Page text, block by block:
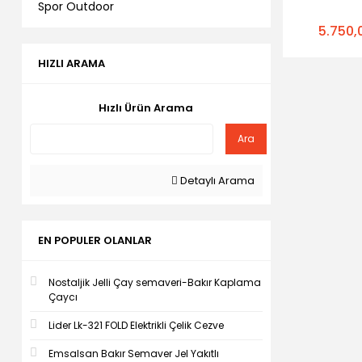
Spor Outdoor
HIZLI ARAMA
Hızlı Ürün Arama
Ara
Detaylı Arama
EN POPULER OLANLAR
Nostaljik Jelli Çay semaveri-Bakır Kaplama
Çaycı
Lider Lk-321 FOLD Elektrikli Çelik Cezve
Emsalsan Bakır Semaver Jel Yakıtlı